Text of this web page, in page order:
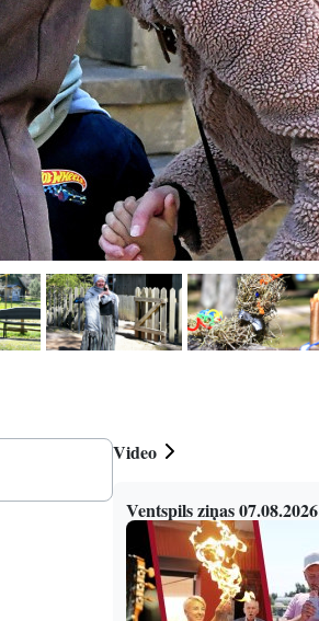
Video
Ventspils ziņas 07.08.2026